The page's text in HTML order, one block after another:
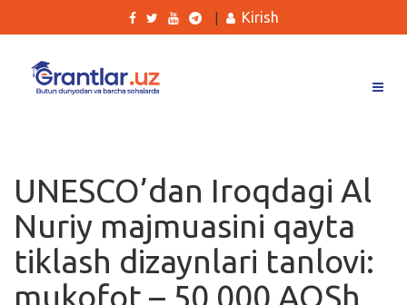
Ishlar
Kurslar
Blog
Kirish
UNESCO’dan Iroqdagi Al
Nuriy majmuasini qayta
tiklash dizaynlari tanlovi:
mukofot – 50 000 AQSh